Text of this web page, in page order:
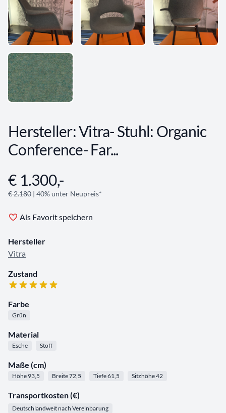
Hersteller: Vitra- Stuhl: Organic
Conference- Far...
Angebotsinformationen
€ 1.300,-
€ 2.180 | 40% unter Neupreis*
Als Favorit speichern
Hersteller
Vitra
Zustand
Farbe
Grün
Material
Esche Stoff
Maße (cm)
Höhe 93,5 Breite 72,5 Tiefe 61,5 Sitzhöhe 42
Transportkosten (€)
Deutschlandweit nach Vereinbarung